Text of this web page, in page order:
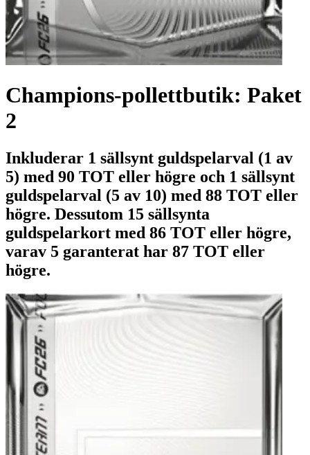
Champions-pollettbutik: Paket
2
Inkluderar 1 sällsynt guldspelarval (1 av
5) med 90 TOT eller högre och 1 sällsynt
guldspelarval (5 av 10) med 88 TOT eller
högre. Dessutom 15 sällsynta
guldspelarkort med 86 TOT eller högre,
varav 5 garanterat har 87 TOT eller
högre.